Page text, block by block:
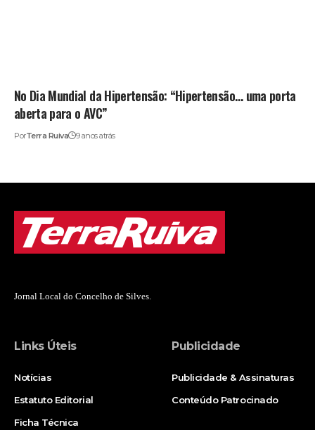
No Dia Mundial da Hipertensão: “Hipertensão… uma porta
aberta para o AVC”
PorTerra Ruiva 9 anos atrás
Jornal Local do Concelho de Silves.
Links Úteis
Notícias
Estatuto Editorial
Ficha Técnica
Publicidade
Publicidade & Assinaturas
Conteúdo Patrocinado